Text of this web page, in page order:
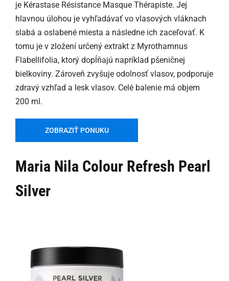
je Kérastase Résistance Masque Thérapiste. Jej
hlavnou úlohou je vyhľadávať vo vlasových vláknach
slabá a oslabené miesta a následne ich zaceľovať. K
tomu je v zložení určený extrakt z Myrothamnus
Flabellifolia, ktorý dopĺňajú napríklad pšeničnej
bielkoviny. Zároveň zvyšuje odolnosť vlasov, podporuje
zdravý vzhľad a lesk vlasov. Celé balenie má objem
200 ml.
ZOBRAZIŤ PONUKU
Maria Nila Colour Refresh Pearl
Silver